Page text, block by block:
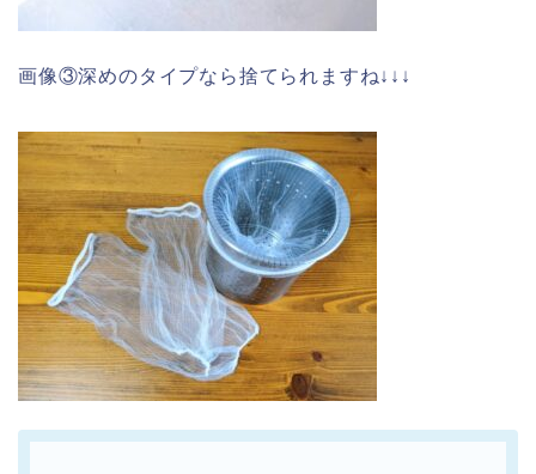
画像③深めのタイプなら捨てられますね↓↓↓